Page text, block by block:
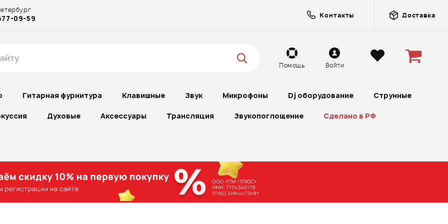
09-59 Контакты Доставка
Помощь Войти
Гитарная фурнитура Клавишные Звук Микрофоны Dj оборудование Струнные
Духовые Аксессуары Трансляция Звукопоглощение Сделано в РФ